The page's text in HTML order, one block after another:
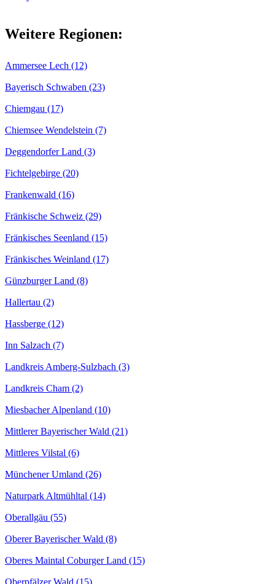
Weitere Regionen:
Ammersee Lech (12)
Bayerisch Schwaben (23)
Chiemgau (17)
Chiemsee Wendelstein (7)
Deggendorfer Land (3)
Fichtelgebirge (20)
Frankenwald (16)
Fränkische Schweiz (29)
Fränkisches Seenland (15)
Fränkisches Weinland (17)
Günzburger Land (8)
Hallertau (2)
Hassberge (12)
Inn Salzach (7)
Landkreis Amberg-Sulzbach (3)
Landkreis Cham (2)
Miesbacher Alpenland (10)
Mittlerer Bayerischer Wald (21)
Mittleres Vilstal (6)
Münchener Umland (26)
Naturpark Altmühltal (14)
Oberallgäu (55)
Oberer Bayerischer Wald (8)
Oberes Maintal Coburger Land (15)
Oberpfälzer Wald (15)